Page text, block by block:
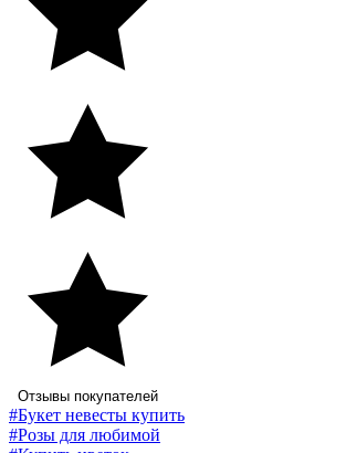
Отзывы покупателей
#Букет невесты купить
#Розы для любимой